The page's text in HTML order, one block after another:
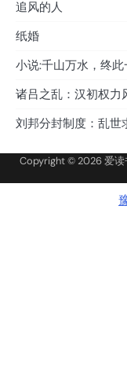
追风的人
纸婚
小说:千山万水，终此
诸吕之乱：汉初权力
刘邦分封制度：乱世
Copyright © 2026爱读